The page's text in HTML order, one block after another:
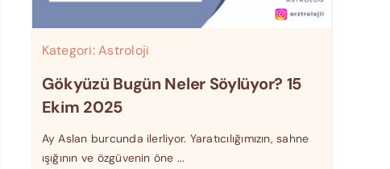
Kategori:Astroloji
Gökyüzü Bugün Neler Söylüyor? 15
Ekim 2025
Ay Aslan burcunda ilerliyor. Yaratıcılığımızın, sahne
ışığının ve özgüvenin öne ...